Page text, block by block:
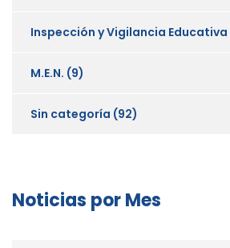
Inspección y Vigilancia Educativa
M.E.N. (9)
Sin categoría (92)
Noticias por Mes